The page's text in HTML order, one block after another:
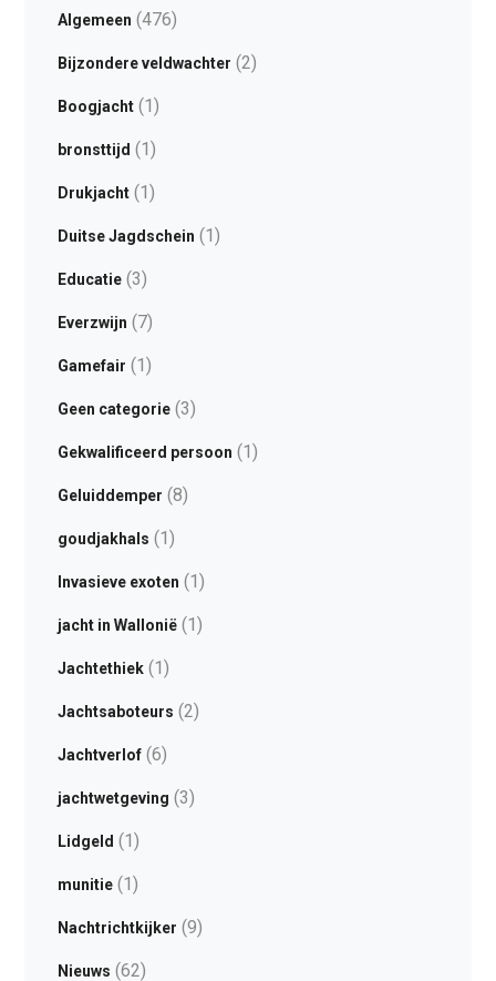
Algemeen (476)
Bijzondere veldwachter (2)
Boogjacht(1)
bronsttijd (1)
Drukjacht(1)
Duitse Jagdschein (1)
Educatie(3)
Everzwijn (7)
Gamefair (1)
Geen categorie(3)
Gekwalificeerd persoon (1)
Geluiddemper (8)
goudjakhals (1)
Invasieve exoten (1)
jacht in Wallonië(1)
Jachtethiek(1)
Jachtsaboteurs (2)
Jachtverlof(6)
jachtwetgeving (3)
Lidgeld (1)
munitie(1)
Nachtrichtkijker (9)
Nieuws (62)